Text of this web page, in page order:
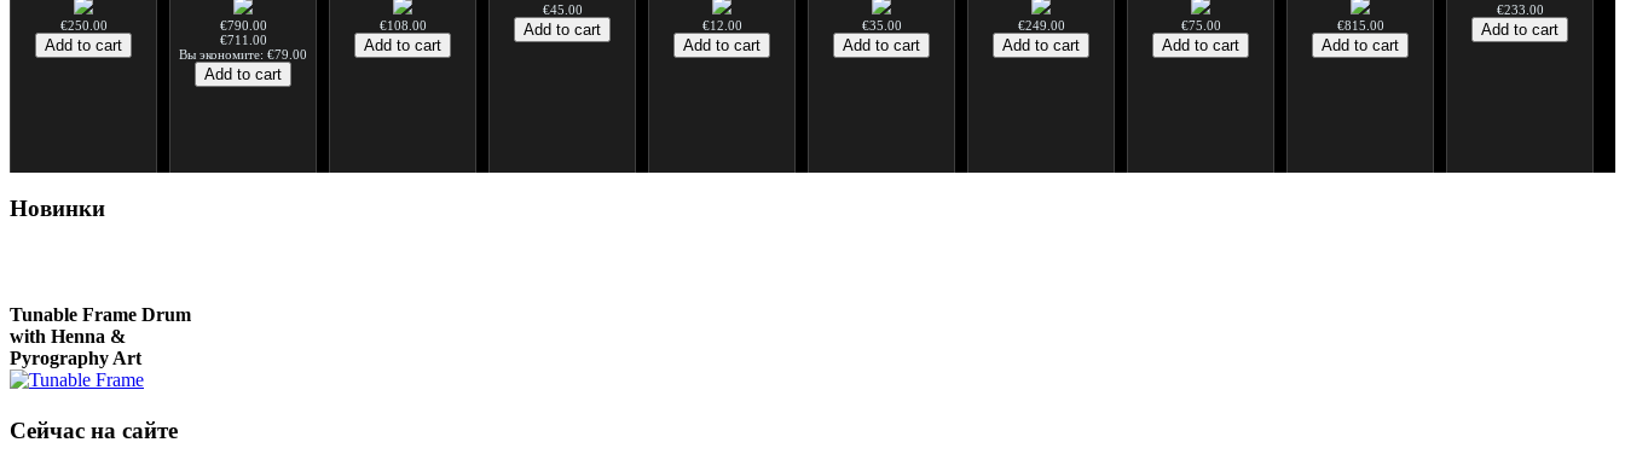
€250.00
€790.00
€711.00
Вы экономите: €79.00
€108.00
€45.00
€12.00 €35.00 €249.00 €75.00 €815.00
€233.00
Deer"
Новинки
Tunable Frame Drum
with Henna &
Pyrography Art
€470.00
Сейчас на сайте